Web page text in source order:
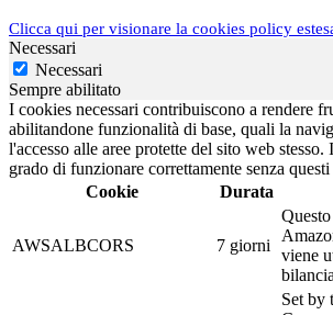
Clicca qui per visionare la cookies policy
Necessari
Necessari
Sempre abilitato
I cookies necessari contribuiscono a rendere
abilitandone funzionalità di base, quali la
l'accesso alle aree protette del sito web
grado di funzionare correttamente senza
Cookie
Durata
AWSALBCORS 7 giorni
viene
Set by